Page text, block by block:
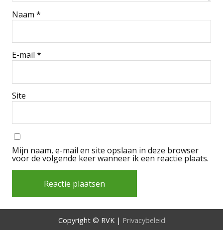
Naam *
E-mail *
Site
Mijn naam, e-mail en site opslaan in deze browser
voor de volgende keer wanneer ik een reactie plaats.
Copyright © RVK | Privacybeleid